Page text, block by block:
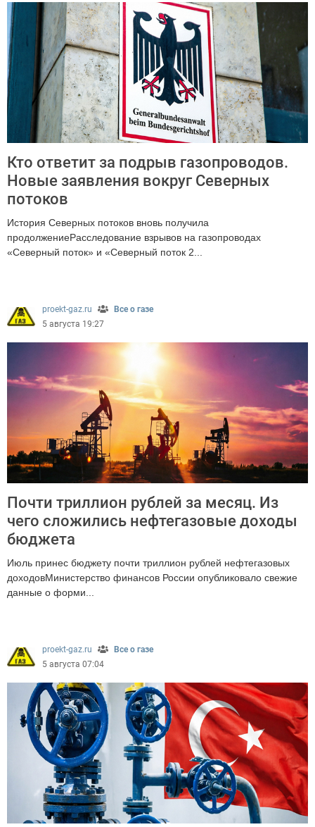
Кто ответит за подрыв газопроводов.
Новые заявления вокруг Северных
потоков
История Северных потоков вновь получила
продолжениеРасследование взрывов на газопроводах
«Северный поток» и «Северный поток 2...
proekt-gaz.ru
Все о газе
5 августа 19:27
Почти триллион рублей за месяц. Из
чего сложились нефтегазовые доходы
бюджета
Июль принес бюджету почти триллион рублей нефтегазовых
доходовМинистерство финансов России опубликовало свежие
данные о форми...
proekt-gaz.ru
Все о газе
5 августа 07:04